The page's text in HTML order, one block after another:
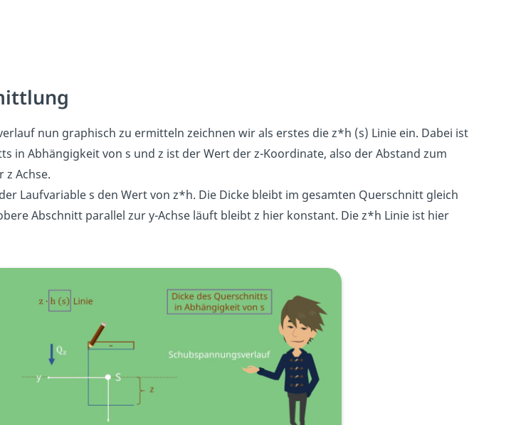
nun graphisch zu ermitteln zeichnen wir als erstes die z*h (s) Linie ein. Dabei ist
in Abhängigkeit von s und z ist der Wert der z-Koordinate, also der Abstand zum
z Achse.
Laufvariable s den Wert von z*h. Die Dicke bleibt im gesamten Querschnitt gleich
Abschnitt parallel zur y-Achse läuft bleibt z hier konstant. Die z*h Linie ist hier